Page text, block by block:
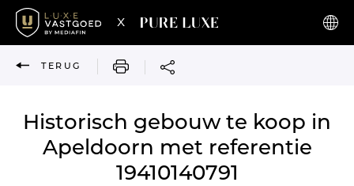
x
TERUG AFDRUKKEN
Historisch gebouw te koop in
Apeldoorn met referentie
19410140791